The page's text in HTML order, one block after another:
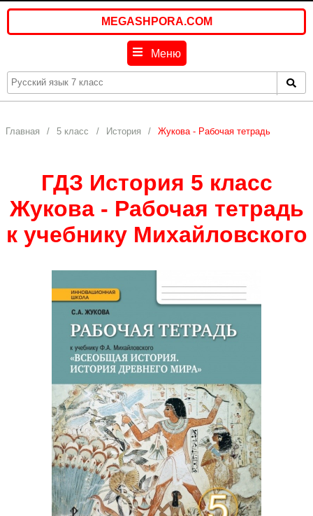
MEGASHPORA.COM
Меню
Главная 5 класс История Жукова - Рабочая тетрадь
ГДЗ История 5 класс
Жукова - Рабочая тетрадь
к учебнику Михайловского